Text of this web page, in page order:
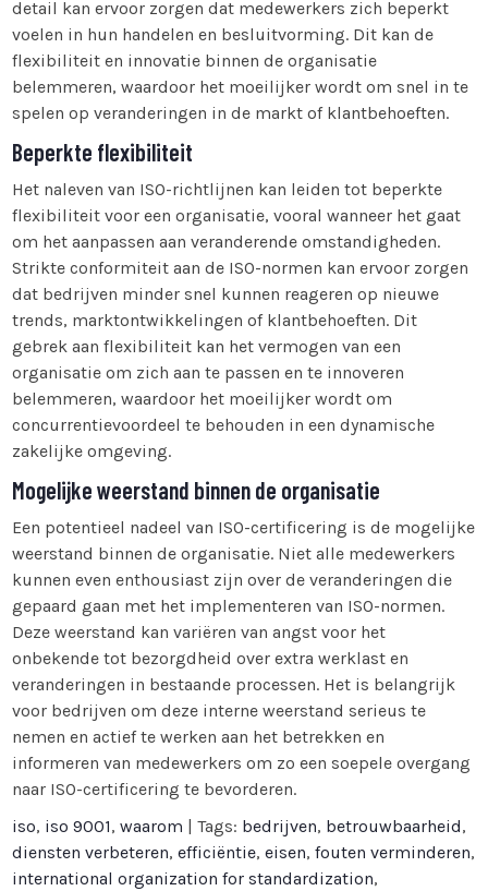
detail kan ervoor zorgen dat medewerkers zich beperkt
voelen in hun handelen en besluitvorming. Dit kan de
flexibiliteit en innovatie binnen de organisatie
belemmeren, waardoor het moeilijker wordt om snel in te
spelen op veranderingen in de markt of klantbehoeften.
Beperkte flexibiliteit
Het naleven van ISO-richtlijnen kan leiden tot beperkte
flexibiliteit voor een organisatie, vooral wanneer het gaat
om het aanpassen aan veranderende omstandigheden.
Strikte conformiteit aan de ISO-normen kan ervoor zorgen
dat bedrijven minder snel kunnen reageren op nieuwe
trends, marktontwikkelingen of klantbehoeften. Dit
gebrek aan flexibiliteit kan het vermogen van een
organisatie om zich aan te passen en te innoveren
belemmeren, waardoor het moeilijker wordt om
concurrentievoordeel te behouden in een dynamische
zakelijke omgeving.
Mogelijke weerstand binnen de organisatie
Een potentieel nadeel van ISO-certificering is de mogelijke
weerstand binnen de organisatie. Niet alle medewerkers
kunnen even enthousiast zijn over de veranderingen die
gepaard gaan met het implementeren van ISO-normen.
Deze weerstand kan variëren van angst voor het
onbekende tot bezorgdheid over extra werklast en
veranderingen in bestaande processen. Het is belangrijk
voor bedrijven om deze interne weerstand serieus te
nemen en actief te werken aan het betrekken en
informeren van medewerkers om zo een soepele overgang
naar ISO-certificering te bevorderen.
iso, iso 9001,waarom | Tags: bedrijven, betrouwbaarheid,
diensten verbeteren,efficiëntie,eisen,fouten verminderen,
international organization for standardization,